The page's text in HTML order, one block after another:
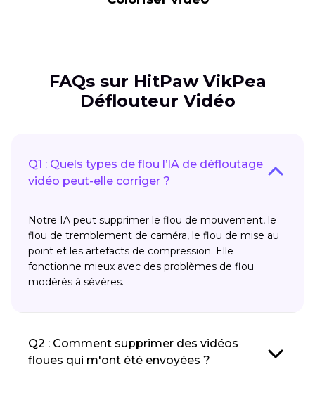
FAQs sur HitPaw VikPea
Déflouteur Vidéo
Q1 : Quels types de flou l’IA de défloutage
vidéo peut-elle corriger ?
Notre IA peut supprimer le flou de mouvement, le
flou de tremblement de caméra, le flou de mise au
point et les artefacts de compression. Elle
fonctionne mieux avec des problèmes de flou
modérés à sévères.
Q2 : Comment supprimer des vidéos
floues qui m'ont été envoyées ?